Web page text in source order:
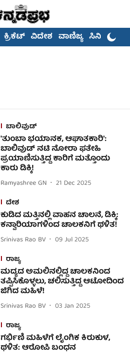
ಕ್ರಿಕೆಟ್ ವಿದೇಶ ವಾಣಿಜ್ಯ ಸಿನಿಮಾ
ಬಾಲಿವುಡ್
'ತುಂಬಾ ಭಯಾನಕ, ಆಘಾತಕಾರಿ':
ಬಾಲಿವುಡ್ ನಟಿ ನೋರಾ ಫತೇಹಿ
ಪ್ರಯಾಣಿಸುತ್ತಿದ್ದ ಕಾರಿಗೆ ಮತ್ತೊಂದು
ಕಾರು ಡಿಕ್ಕಿ!
Ramyashree GN
21 Dec 2025
ದೇಶ
ಕುಡಿದ ಮತ್ತಿನಲ್ಲಿ ವಾಹನ ಚಾಲನೆ, ಡಿಕ್ಕಿ:
ಕನ್ವಾರಿಯಾಗಳಿಂದ ಚಾಲಕನಿಗೆ ಥಳಿತ!
Srinivas Rao BV
09 Jul 2025
ರಾಜ್ಯ
ಮದ್ಯದ ಅಮಲಿನಲ್ಲಿದ್ದ ಚಾಲಕನಿಂದ
ತಪ್ಪಿಸಿಕೊಳ್ಳಲು, ಚಲಿಸುತ್ತಿದ್ದ ಆಟೋದಿಂದ
ಜಿಗಿದ ಮಹಿಳೆ!
Srinivas Rao BV
03 Jan 2025
ರಾಜ್ಯ
ಗರ್ಭಿಣಿ ಮಹಿಳೆಗೆ ಲೈಂಗಿಕ ಕಿರುಕುಳ,
ಥಳಿತ: ಆರೋಪಿ ಬಂಧನ